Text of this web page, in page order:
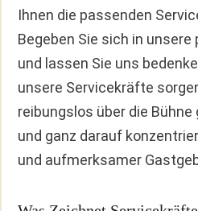
Ihnen die passenden
Begeben Sie sich in
und lassen Sie uns
unsere Servicekräfte
reibungslos über die Bühne
und ganz darauf
und aufmerksamer